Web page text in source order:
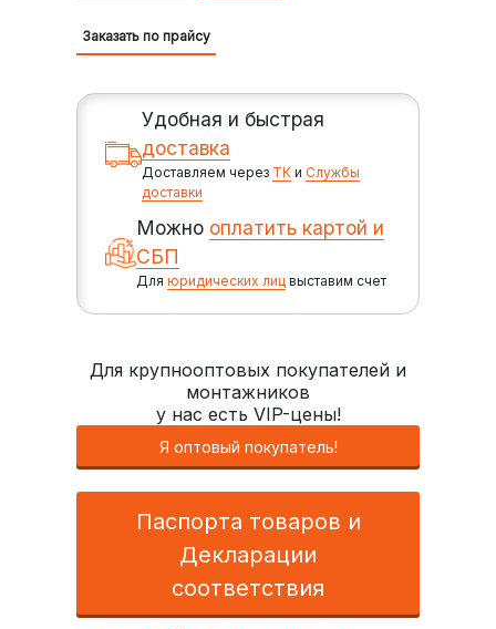
Заказать по прайсу
Удобная и быстрая
доставка
Доставляем через ТК иСлужбы
доставки
Можно оплатить картой и
СБП
Дляюридических лиц выставим счет
Для крупнооптовых покупателей и
монтажников
у нас есть VIP-цены!
Я оптовый покупатель!
Паспорта товаров и
Декларации
соответствия